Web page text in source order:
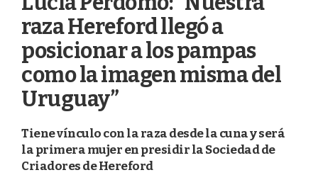
raza Hereford llegó a
posicionar a los pampas
como la imagen misma del
Uruguay”
Tiene vínculo con la raza desde la cuna y será
la primera mujer en presidir la Sociedad de
Criadores de Hereford